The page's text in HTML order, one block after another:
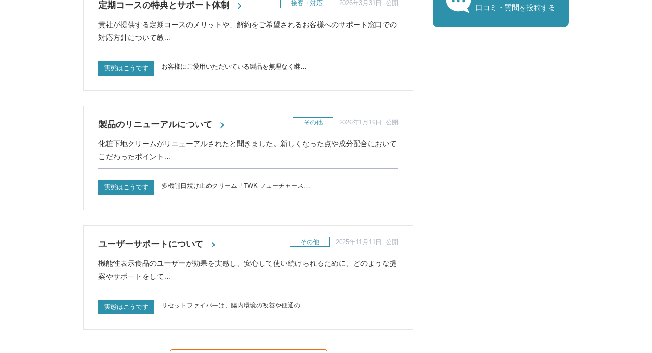
定期コースの特典とサポート体制 接客・対応 2026年3月31日 公開
貴社が提供する定期コースのメリットや、解約をご希望されるお客様へのサポート窓口での
対応方針について教…
実態はこうです お客様にご愛用いただいている製品を無理なく継…
製品のリニューアルについて その他 2026年1月19日 公開
化粧下地クリームがリニューアルされたと聞きました。新しくなった点や成分配合において
こだわったポイント…
実態はこうです 多機能日焼け止めクリーム「TWK フューチャース…
ユーザーサポートについて その他 2025年11月11日 公開
機能性表示食品のユーザーが効果を実感し、安心して使い続けられるために、どのような提
案やサポートをして…
実態はこうです リセットファイバーは、腸内環境の改善や便通の…
口コミ・質問を投稿する